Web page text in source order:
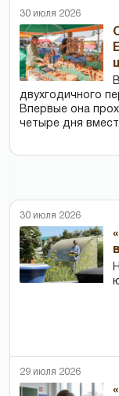
30 июля 2026
двухгодичного
Впервые она
четыре дня
30 июля 2026
29 июля 2026